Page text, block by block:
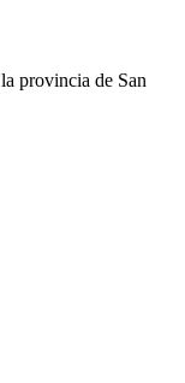
provincia de San